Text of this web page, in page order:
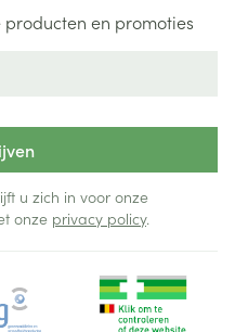
en promoties
u zich in voor onze
onze privacy policy.